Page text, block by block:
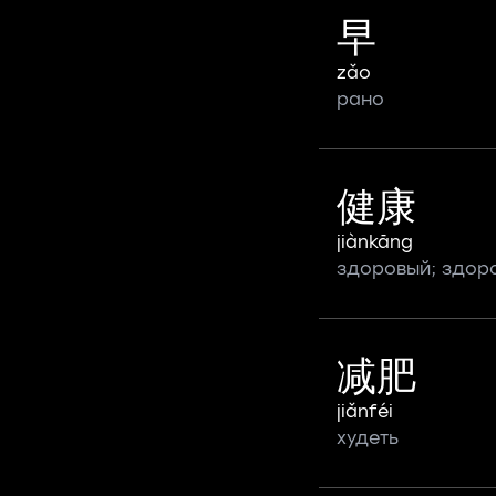
早
zǎo
рано
健康
jiànkāng
здоровый;
减肥
jiǎnféi
худеть